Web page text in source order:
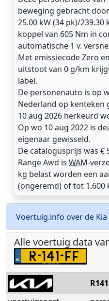
beweging gebracht
25.00 kW (34 pk)/239.30
koppel van 605 Nm in
automatische 1 v.
Met emissiecode Zero
uitstoot van 0 g/km
label.
De personenauto is op
Nederland op kenteken
10 aug 2026 herkeurd
Op wo 10 aug 2022 is
eigenaar gewisseld.
De catalogusprijs was €
Range Awd is WAM-
kg belast worden een
(ongeremd) of tot 1.600
Voertuig.info over de Kia
Alle voertuig data